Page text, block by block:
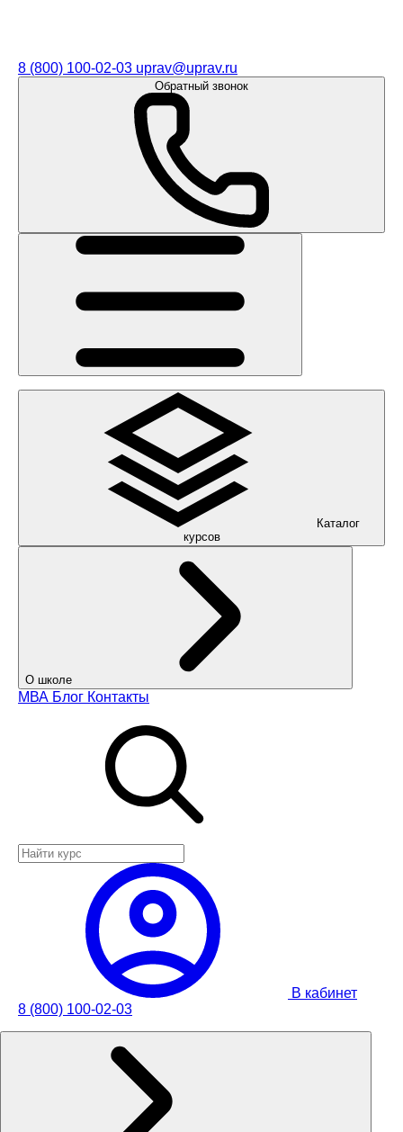
8 (800) 100-02-03 uprav@uprav.ru
Обратный звонок
Каталог
курсов
О школе
МВА Блог Контакты
В кабинет
8 (800) 100-02-03